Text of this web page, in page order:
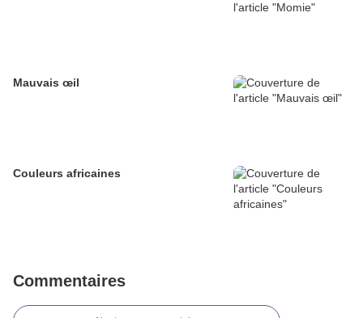
Mauvais œil
Couleurs africaines
Commentaires